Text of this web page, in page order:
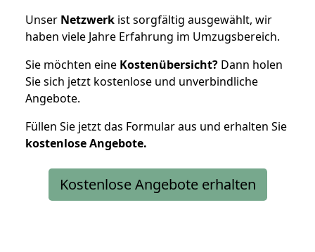
Unser Netzwerk ist sorgfältig ausgewählt, wir
haben viele Jahre Erfahrung im Umzugsbereich.
Sie möchten eine Kostenübersicht? Dann holen
Sie sich jetzt kostenlose und unverbindliche
Angebote.
Füllen Sie jetzt das Formular aus und erhalten Sie
kostenloseAngebote.
Kostenlose Angebote erhalten